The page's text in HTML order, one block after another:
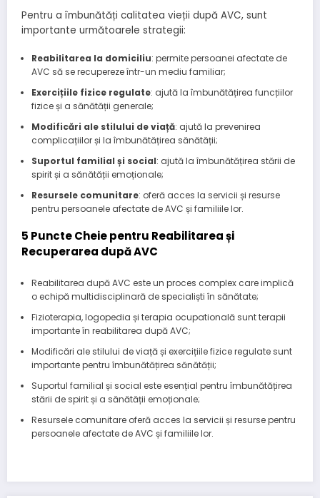
Pentru a îmbunătăți calitatea vieții după AVC, sunt
importante următoarele strategii:
Reabilitarea la domiciliu: permite persoanei afectate de
AVC să se recupereze într-un mediu familiar;
Exercițiile fizice regulate: ajută la îmbunătățirea funcțiilor
fizice și a sănătății generale;
Modificări ale stilului de viață: ajută la prevenirea
complicațiilor și la îmbunătățirea sănătății;
Suportul familial și social: ajută la îmbunătățirea stării de
spirit și a sănătății emoționale;
Resursele comunitare: oferă acces la servicii și resurse
pentru persoanele afectate de AVC și familiile lor.
5 Puncte Cheie pentru Reabilitarea și
Recuperarea după AVC
Reabilitarea după AVC este un proces complex care implică
o echipă multidisciplinară de specialiști în sănătate;
Fizioterapia, logopedia și terapia ocupatională sunt terapii
importante în reabilitarea după AVC;
Modificări ale stilului de viață și exercițiile fizice regulate sunt
importante pentru îmbunătățirea sănătății;
Suportul familial și social este esențial pentru îmbunătățirea
stării de spirit și a sănătății emoționale;
Resursele comunitare oferă acces la servicii și resurse pentru
persoanele afectate de AVC și familiile lor.